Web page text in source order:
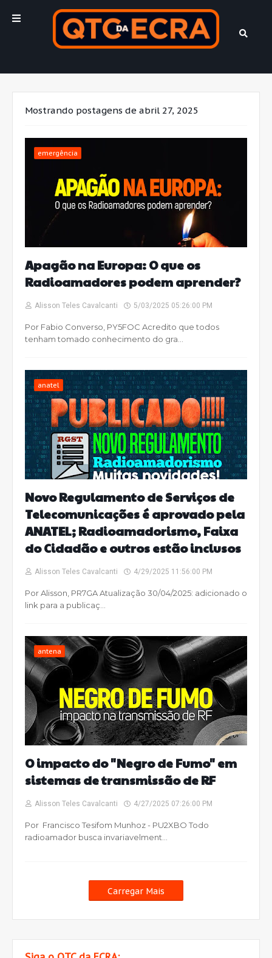
Mostrando postagens de abril 27, 2025
emergência
Apagão na Europa: O que os
Radioamadores podem aprender?
Alisson Teles Cavalcanti 5/03/2025 05:26:00 PM
Por Fabio Converso, PY5FOC Acredito que todos
tenham tomado conhecimento do gra…
anatel
Novo Regulamento de Serviços de
Telecomunicações é aprovado pela
ANATEL; Radioamadorismo, Faixa
do Cidadão e outros estão inclusos
Alisson Teles Cavalcanti 4/29/2025 11:56:00 PM
Por Alisson, PR7GA Atualização 30/04/2025: adicionado o
link para a publicaç…
antena
O impacto do "Negro de Fumo" em
sistemas de transmissão de RF
Alisson Teles Cavalcanti 4/27/2025 07:26:00 PM
Por Francisco Tesifom Munhoz - PU2XBO Todo
radioamador busca invariavelment…
Carregar Mais